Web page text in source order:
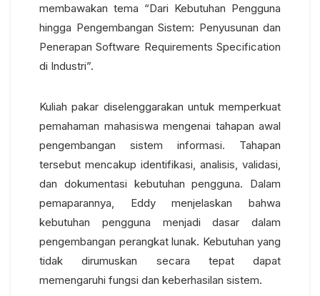
membawakan tema “Dari Kebutuhan Pengguna
hingga Pengembangan Sistem: Penyusunan dan
Penerapan Software Requirements Specification
di Industri”.
Kuliah pakar diselenggarakan untuk memperkuat
pemahaman mahasiswa mengenai tahapan awal
pengembangan sistem informasi. Tahapan
tersebut mencakup identifikasi, analisis, validasi,
dan dokumentasi kebutuhan pengguna. Dalam
pemaparannya, Eddy menjelaskan bahwa
kebutuhan pengguna menjadi dasar dalam
pengembangan perangkat lunak. Kebutuhan yang
tidak dirumuskan secara tepat dapat
memengaruhi fungsi dan keberhasilan sistem.